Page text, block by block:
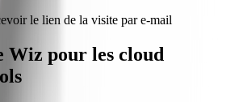
le lien de la visite par e-mail
Wiz pour les cloud